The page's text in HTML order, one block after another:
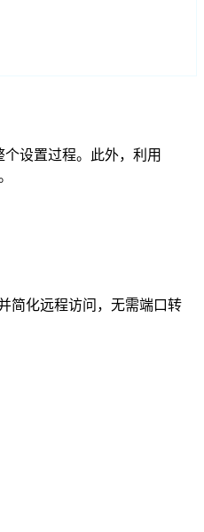
个设置过程。此外，利用
简化远程访问，无需端口转